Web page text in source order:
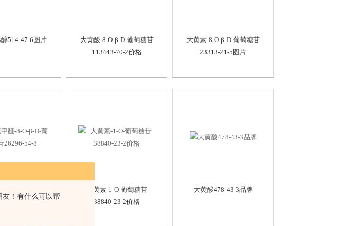
友！有什么可以帮
514-47-6图片
大黄酸-8-O-β-D-葡萄糖苷
113443-70-2价格
大黄素-8-O-β-D-葡萄糖苷
23313-21-5图片
8-O-β-D-葡萄糖
54-8
大黄素-1-O-葡萄糖苷
38840-23-2价格
大黄酸478-43-3品牌